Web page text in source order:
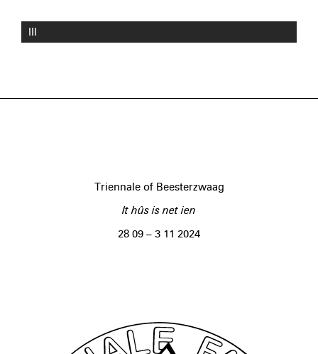
III
Triennale of Beesterzwaag
It hûs is net ien
28 09 – 3 11 2024